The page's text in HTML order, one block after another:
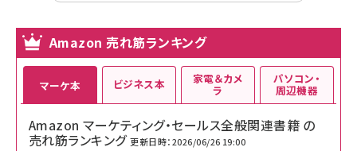
Amazon 売れ筋ランキング
マーケ本
Amazon マーケティング・セールス全般関連書籍 の
売れ筋ランキング 更新日時：2026/06/26 19:00
ビジネス本 家電＆カメ
ラ
パソコン・
周辺機器